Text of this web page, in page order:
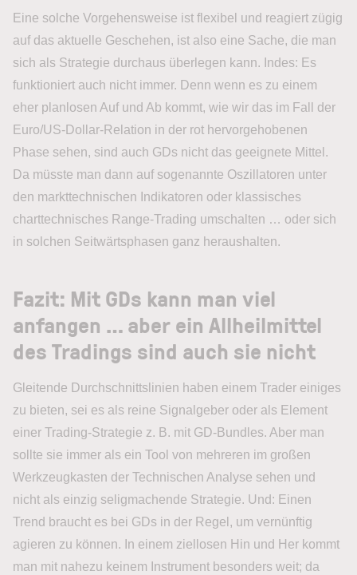
Eine solche Vorgehensweise ist flexibel und reagiert zügig
auf das aktuelle Geschehen, ist also eine Sache, die man
sich als Strategie durchaus überlegen kann. Indes: Es
funktioniert auch nicht immer. Denn wenn es zu einem
eher planlosen Auf und Ab kommt, wie wir das im Fall der
Euro/US-Dollar-Relation in der rot hervorgehobenen
Phase sehen, sind auch GDs nicht das geeignete Mittel.
Da müsste man dann auf sogenannte Oszillatoren unter
den markttechnischen Indikatoren oder klassisches
charttechnisches Range-Trading umschalten … oder sich
in solchen Seitwärtsphasen ganz heraushalten.
Fazit: Mit GDs kann man viel
anfangen … aber ein Allheilmittel
des Tradings sind auch sie nicht
Gleitende Durchschnittslinien haben einem Trader einiges
zu bieten, sei es als reine Signalgeber oder als Element
einer Trading-Strategie z. B. mit GD-Bundles. Aber man
sollte sie immer als ein Tool von mehreren im großen
Werkzeugkasten der Technischen Analyse sehen und
nicht als einzig seligmachende Strategie. Und: Einen
Trend braucht es bei GDs in der Regel, um vernünftig
agieren zu können. In einem ziellosen Hin und Her kommt
man mit nahezu keinem Instrument besonders weit; da